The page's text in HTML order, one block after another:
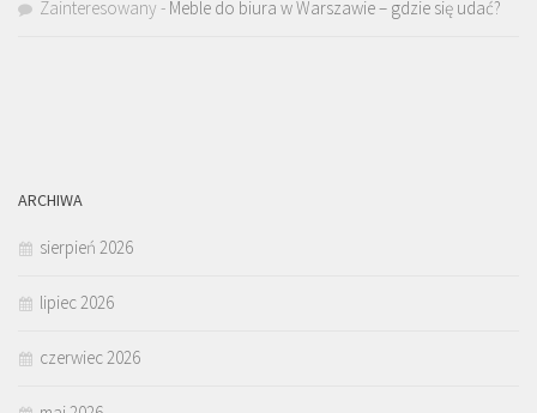
Zainteresowany - Meble do biura w Warszawie – gdzie się udać?
ARCHIWA
sierpień 2026
lipiec 2026
czerwiec 2026